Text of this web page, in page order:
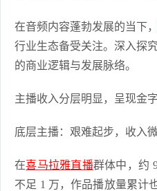
在音频内容蓬勃发展的当下，
行业生态备受关注。深入探
的商业逻辑与发展脉络。
主播收入分层明显，呈现金
底层主播：艰难起步，收入
在喜马拉雅直播群体中，约
不足 1 万，作品播放量累计